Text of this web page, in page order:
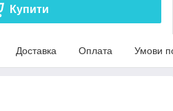
Купити
Доставка Оплата Умови